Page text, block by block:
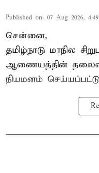
Published on: 07 Aug 2026,
சென்னை,
தமிழ்நாடு மாநில
ஆணையத்தின்
நியமனம்